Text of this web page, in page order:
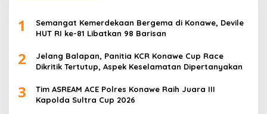
1
Semangat Kemerdekaan Bergema di Konawe, Devile
HUT RI ke-81 Libatkan 98 Barisan
2
Jelang Balapan, Panitia KCR Konawe Cup Race
Dikritik Tertutup, Aspek Keselamatan Dipertanyakan
3
Tim ASREAM ACE Polres Konawe Raih Juara III
Kapolda Sultra Cup 2026